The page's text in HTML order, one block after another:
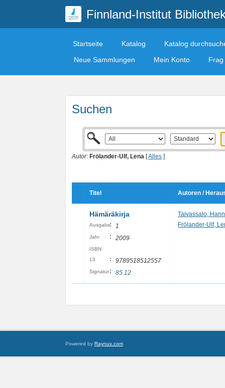
Finnland-Institut
Startseite Katalog
Katalog
Neue Sammlungen
Mein Konto
Suchen
Autor: Frölander-Ulf, Lena [Alles ]
Titel Autoren /
Hämäräkirja
Ausgabe: 1
Jahr : 2009
ISBN
13
: 9789518512557
Signatur: 85.12
Taivassalo,
Frölander-Ulf,
Powered by Raynux.com